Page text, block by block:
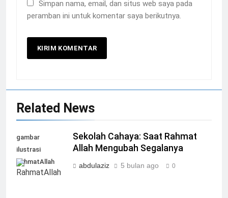
Simpan nama, email, dan situs web saya pada
peramban ini untuk komentar saya berikutnya.
Related News
gambar
ilustrasi
RahmatAllah
Sekolah Cahaya: Saat Rahmat
Allah Mengubah Segalanya
abdulaziz 5 bulan ago 0